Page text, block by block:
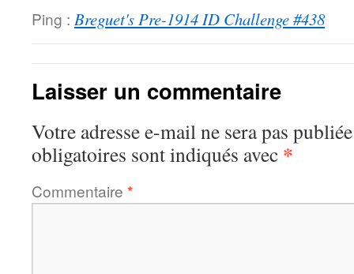
Ping : Breguet's Pre-1914 ID Challenge #438
Laisser un commentaire
Votre adresse e-mail ne sera pas
obligatoires sont indiqués avec *
Commentaire *